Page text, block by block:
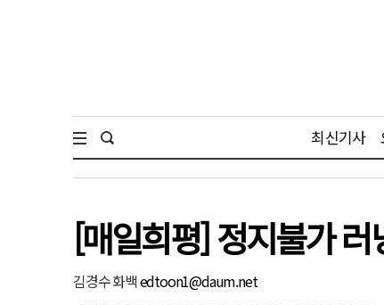
최신기사
[매일희평] 정지불가
김경수 화백edtoon1@daum.net